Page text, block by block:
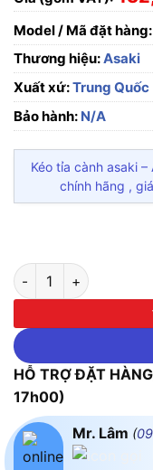
Model / Mã đặt hàng:
Thương hiệu:Asaki
Xuất xứ:Trung Quốc
Bảo hành: N/A
Kéo tỉa cành asaki –
chính hãng ,
Kéo tỉa cành lưỡi
HỖ TRỢ ĐẶT
17h00)
Mr. Lâm (